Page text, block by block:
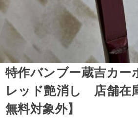
特作バンブー蔵吉カ
レッド艶消し 店舗
無料対象外】